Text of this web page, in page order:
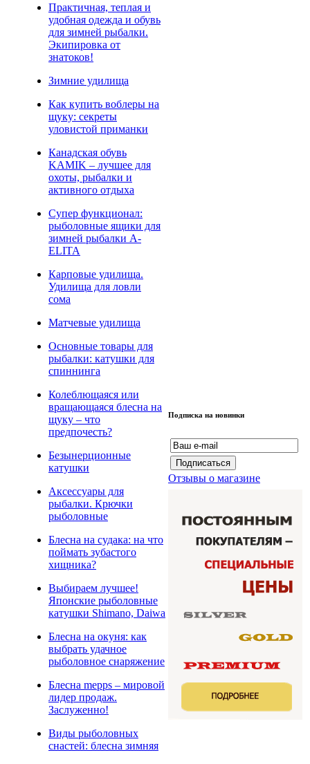
Практичная, теплая и
удобная одежда и обувь
для зимней рыбалки.
Экипировка от
знатоков!
Зимние удилища
Как купить воблеры на
щуку: секреты
уловистой приманки
Канадская обувь
KAMIK – лучшее для
охоты, рыбалки и
активного отдыха
Супер функционал:
рыболовные ящики для
зимней рыбалки А-
ELITA
Карповые удилища.
Удилища для ловли
сома
Матчевые удилища
Основные товары для
рыбалки: катушки для
спиннинга
Колеблющаяся или
вращающаяся блесна на
щуку – что
предпочесть?
Безынерционные
катушки
Аксессуары для
рыбалки. Крючки
рыболовные
Блесна на судака: на что
поймать зубастого
хищника?
Выбираем лучшее!
Японские рыболовные
катушки Shimano, Daiwa
Блесна на окуня: как
выбрать удачное
рыболовное снаряжение
Блесна mepps – мировой
лидер продаж.
Заслуженно!
Виды рыболовных
снастей: блесна зимняя
Подписка на новинки
Отзывы о магазине